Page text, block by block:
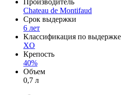
Chateau de Montifaud
Срок выдержки
6 лет
Классификация по выдержке
XO
Крепость
40%
Объем
0,7 л